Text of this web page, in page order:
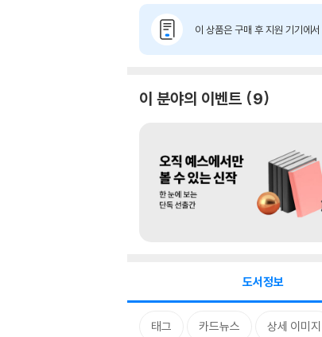
이 상품은 구매 후 지원 기기에서
이 분야의 이벤트 9
도서정보
태그 카드뉴스 상세 이미지